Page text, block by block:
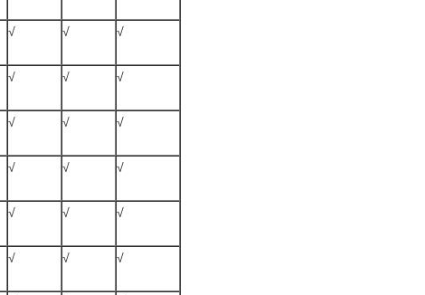
√ √ √
√ √ √
√ √ √
√ √ √
√ √ √
√ √ √